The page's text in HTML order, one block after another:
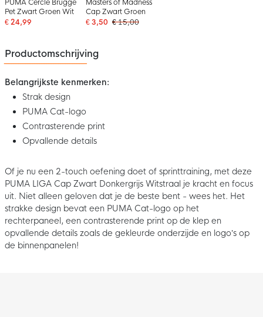
PUMA Cercle Brugge
Pet Zwart Groen Wit
€ 24,99
Masters of Madness
Cap Zwart Groen
€ 3,50 € 15,00
Productomschrijving
Belangrijkste kenmerken:
Strak design
PUMA Cat-logo
Contrasterende print
Opvallende details
Of je nu een 2-touch oefening doet of sprinttraining, met deze
PUMA LIGA Cap Zwart Donkergrijs Witstraal je kracht en focus
uit. Niet alleen geloven dat je de beste bent - wees het. Het
strakke design bevat een PUMA Cat-logo op het
rechterpaneel, een contrasterende print op de klep en
opvallende details zoals de gekleurde onderzijde en logo’s op
de binnenpanelen!